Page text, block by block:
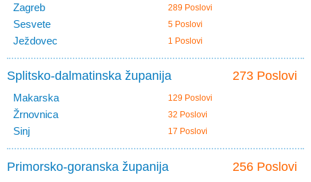
Zagreb 289 Poslovi
Sesvete 5 Poslovi
Ježdovec 1 Poslovi
273 Poslovi
Splitsko-dalmatinska županija
Makarska 129 Poslovi
Žrnovnica 32 Poslovi
Sinj 17 Poslovi
256 Poslovi
Primorsko-goranska županija